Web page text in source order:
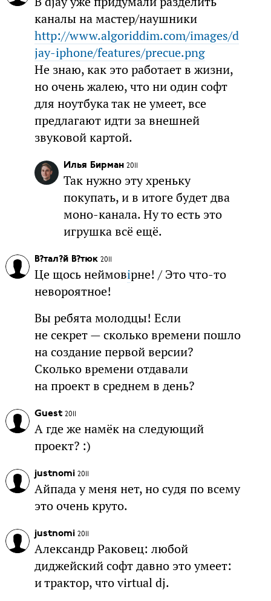
каналы на мастер/наушники
http://www.algoriddim.com/images/d
jay-iphone/features/precue.png
Не знаю, как это работает в жизни,
но очень жалею, что ни один софт
для ноутбука так не умеет, все
предлагают идти за внешней
звуковой картой.
Илья Бирман 2011
Так нужно эту хреньку
покупать, и в итоге будет два
моно-канала. Ну то есть это
игрушка всё ещё.
В?тал?й В?тюк 2011
Це щось неймовірне! / Это что-то
невороятное!
Вы ребята молодцы! Если
не секрет — сколько времени пошло
на создание первой версии?
Сколько времени отдавали
на проект в среднем в день?
Guest 2011
А где же намёк на следующий
проект? :)
justnomi 2011
Айпада у меня нет, но судя по всему
это очень круто.
justnomi 2011
Александр Раковец: любой
диджейский софт давно это умеет:
и трактор, что virtual dj.